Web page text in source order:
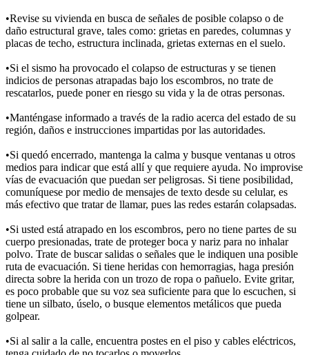
•Revise su vivienda en busca de señales de posible colapso o de
daño estructural grave, tales como: grietas en paredes, columnas y
placas de techo, estructura inclinada, grietas externas en el suelo.
•Si el sismo ha provocado el colapso de estructuras y se tienen
indicios de personas atrapadas bajo los escombros, no trate de
rescatarlos, puede poner en riesgo su vida y la de otras personas.
•Manténgase informado a través de la radio acerca del estado de su
región, daños e instrucciones impartidas por las autoridades.
•Si quedó encerrado, mantenga la calma y busque ventanas u otros
medios para indicar que está allí y que requiere ayuda. No improvise
vías de evacuación que puedan ser peligrosas. Si tiene posibilidad,
comuníquese por medio de mensajes de texto desde su celular, es
más efectivo que tratar de llamar, pues las redes estarán colapsadas.
•Si usted está atrapado en los escombros, pero no tiene partes de su
cuerpo presionadas, trate de proteger boca y nariz para no inhalar
polvo. Trate de buscar salidas o señales que le indiquen una posible
ruta de evacuación. Si tiene heridas con hemorragias, haga presión
directa sobre la herida con un trozo de ropa o pañuelo. Evite gritar,
es poco probable que su voz sea suficiente para que lo escuchen, si
tiene un silbato, úselo, o busque elementos metálicos que pueda
golpear.
•Si al salir a la calle, encuentra postes en el piso y cables eléctricos,